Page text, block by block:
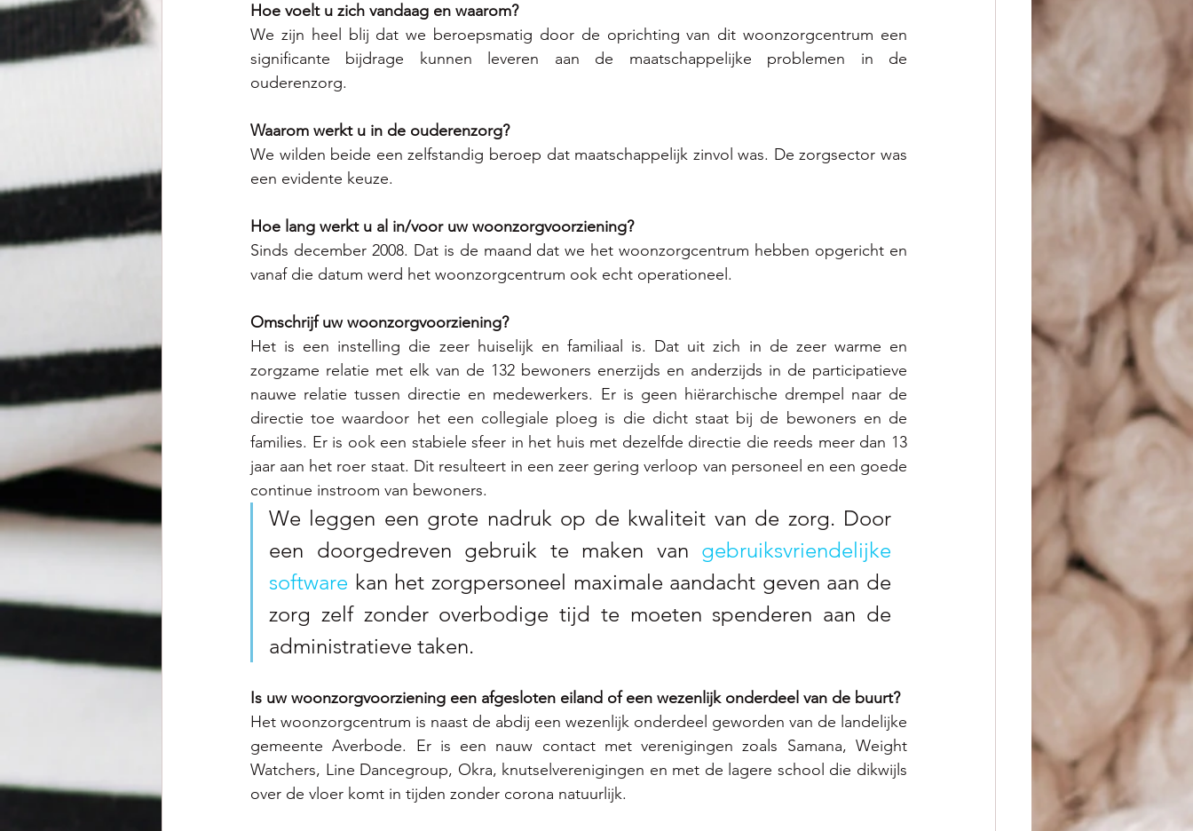
Hoe voelt u zich vandaag en waarom?
We zijn heel blij dat we beroepsmatig door de oprichting van dit woonzorgcentrum een
significante bijdrage kunnen leveren aan de maatschappelijke problemen in de
ouderenzorg.
Waarom werkt u in de ouderenzorg?
We wilden beide een zelfstandig beroep dat maatschappelijk zinvol was. De zorgsector was
een evidente keuze.
Hoe lang werkt u al in/voor uw woonzorgvoorziening?
Sinds december 2008. Dat is de maand dat we het woonzorgcentrum hebben opgericht en
vanaf die datum werd het woonzorgcentrum ook echt operationeel.
Omschrijf uw woonzorgvoorziening?
Het is een instelling die zeer huiselijk en familiaal is. Dat uit zich in de zeer warme en
zorgzame relatie met elk van de 132 bewoners enerzijds en anderzijds in de participatieve
nauwe relatie tussen directie en medewerkers. Er is geen hiërarchische drempel naar de
directie toe waardoor het een collegiale ploeg is die dicht staat bij de bewoners en de
families. Er is ook een stabiele sfeer in het huis met dezelfde directie die reeds meer dan 13
jaar aan het roer staat. Dit resulteert in een zeer gering verloop van personeel en een goede
continue instroom van bewoners.
We leggen een grote nadruk op de kwaliteit van de zorg. Door
een doorgedreven gebruik te maken van gebruiksvriendelijke
software kan het zorgpersoneel maximale aandacht geven aan de
zorg zelf zonder overbodige tijd te moeten spenderen aan de
administratieve taken.
Is uw woonzorgvoorziening een afgesloten eiland of een wezenlijk onderdeel van de buurt?
Het woonzorgcentrum is naast de abdij een wezenlijk onderdeel geworden van de landelijke
gemeente Averbode. Er is een nauw contact met verenigingen zoals Samana, Weight
Watchers, Line Dancegroup, Okra, knutselverenigingen en met de lagere school die dikwijls
over de vloer komt in tijden zonder corona natuurlijk.